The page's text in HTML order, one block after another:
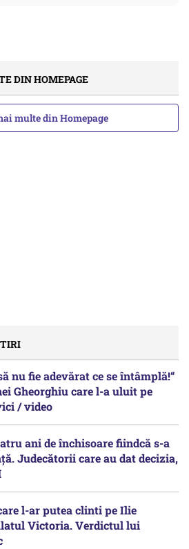
DIN HOMEPAGE
multe din Homepage
nu fie adevărat ce se întâmplă!“
Gheorghiu care l-a uluit pe
/ video
ani de închisoare fiindcă s-a
Judecătorii care au dat decizia,
l-ar putea clinti pe Ilie
Victoria. Verdictul lui